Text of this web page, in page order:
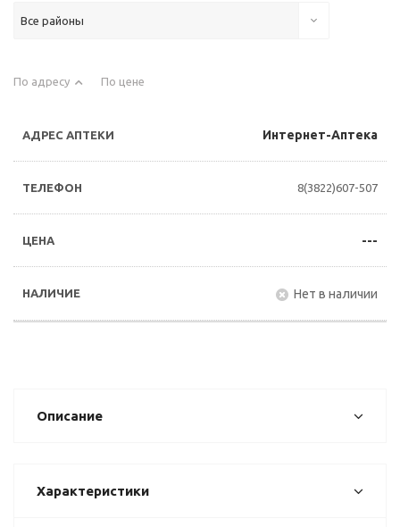
Все районы
По адресу По цене
Интернет-Аптека
8(3822)607-507
---
Нет в наличии
Описание
Характеристики